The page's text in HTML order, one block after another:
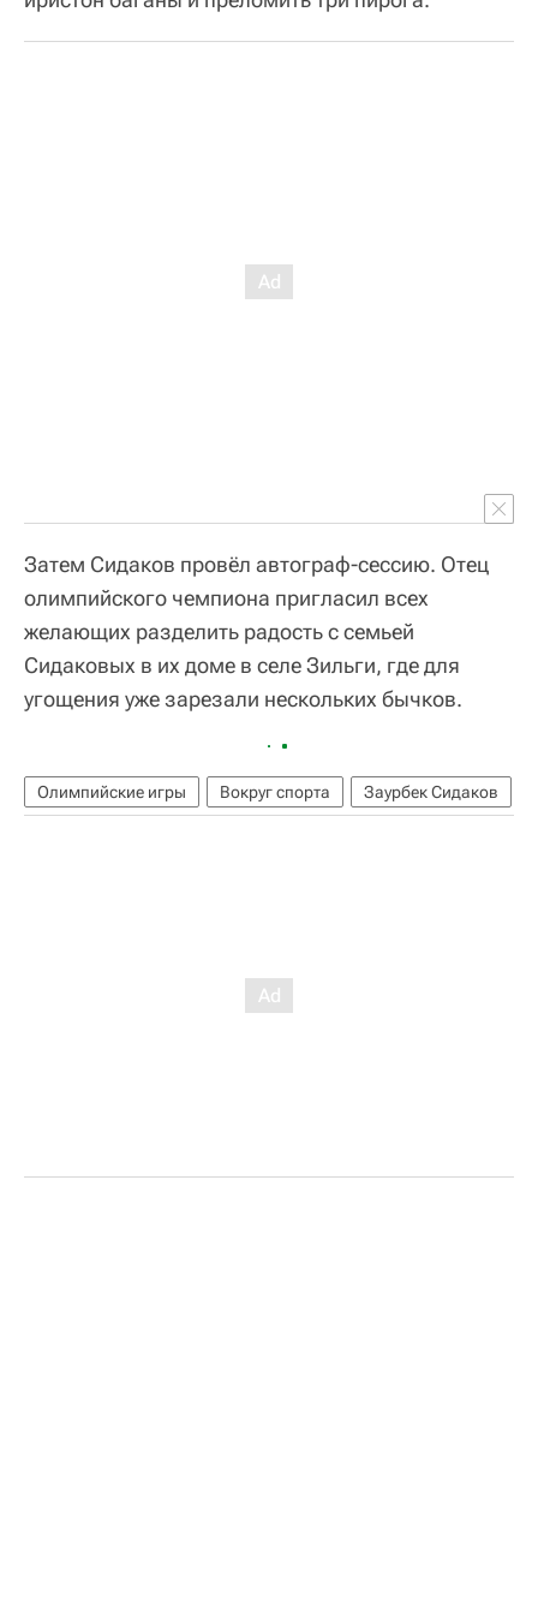
Затем Сидаков провёл автограф-сессию. Отец
олимпийского чемпиона пригласил всех
желающих разделить радость с семьей
Сидаковых в их доме в селе Зильги, где для
угощения уже зарезали нескольких бычков.
Олимпийские игры Вокруг спорта Заурбек Сидаков